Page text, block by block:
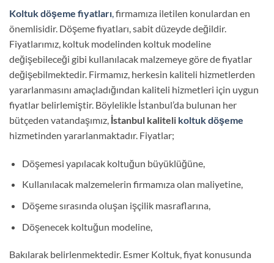
Koltuk döşeme fiyatları,firmamıza iletilen konulardan en
önemlisidir. Döşeme fiyatları, sabit düzeyde değildir.
Fiyatlarımız, koltuk modelinden koltuk modeline
değişebileceği gibi kullanılacak malzemeye göre de fiyatlar
değişebilmektedir. Firmamız, herkesin kaliteli hizmetlerden
yararlanmasını amaçladığından kaliteli hizmetleri için uygun
fiyatlar belirlemiştir. Böylelikle İstanbul’da bulunan her
bütçeden vatandaşımız, İstanbul kaliteli koltuk döşeme
hizmetinden yararlanmaktadır. Fiyatlar;
Döşemesi yapılacak koltuğun büyüklüğüne,
Kullanılacak malzemelerin firmamıza olan maliyetine,
Döşeme sırasında oluşan işçilik masraflarına,
Döşenecek koltuğun modeline,
Bakılarak belirlenmektedir. Esmer Koltuk, fiyat konusunda